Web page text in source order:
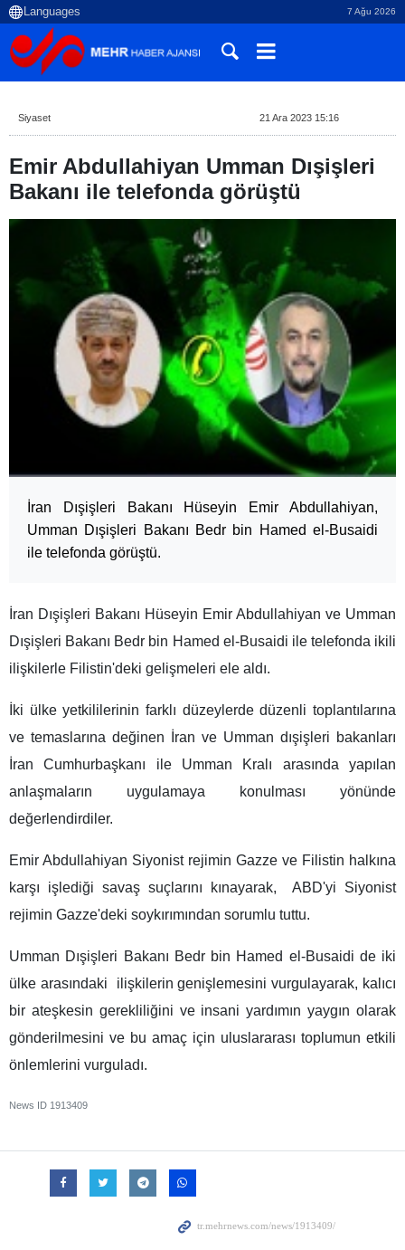
7 Ağu 2026
Siyaset 21 Ara 2023 15:16
Emir Abdullahiyan Umman Dışişleri
Bakanı ile telefonda görüştü
İran Dışişleri Bakanı Hüseyin Emir Abdullahiyan,
Umman Dışişleri Bakanı Bedr bin Hamed el-Busaidi
ile telefonda görüştü.
İran Dışişleri Bakanı Hüseyin Emir Abdullahiyan ve Umman
Dışişleri Bakanı Bedr bin Hamed el-Busaidi ile telefonda ikili
ilişkilerle Filistin'deki gelişmeleri ele aldı.
İki ülke yetkililerinin farklı düzeylerde düzenli toplantılarına
ve temaslarına değinen İran ve Umman dışişleri bakanları
İran Cumhurbaşkanı ile Umman Kralı arasında yapılan
anlaşmaların uygulamaya konulması yönünde
değerlendirdiler.
Emir Abdullahiyan Siyonist rejimin Gazze ve Filistin halkına
karşı işlediği savaş suçlarını kınayarak, ABD'yi Siyonist
rejimin Gazze'deki soykırımından sorumlu tuttu.
Umman Dışişleri Bakanı Bedr bin Hamed el-Busaidi de iki
ülke arasındaki ilişkilerin genişlemesini vurgulayarak, kalıcı
bir ateşkesin gerekliliğini ve insani yardımın yaygın olarak
gönderilmesini ve bu amaç için uluslararası toplumun etkili
önlemlerini vurguladı.
News ID 1913409